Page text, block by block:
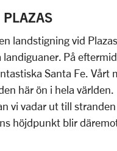
PLAZAS
landstigning vid
På
Santa Fe. Vårt
här ön i hela världen.
vi vadar ut till
höjdpunkt blir